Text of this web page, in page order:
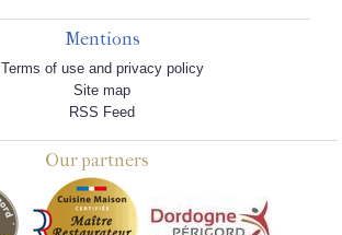
Mentions
Terms of use and privacy policy
Site map
RSS Feed
Our partners